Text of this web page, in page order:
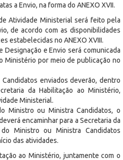
a Envio, na forma do ANEXO XVII.
Atividade Ministerial será feito pela
de acordo com as disponibilidades
estabelecidas no ANEXO XVIII.
Designação e Envio será comunicada
Ministério por meio de publicação no
enviados deverão, dentro
da Habilitação ao Ministério,
Ministerial.
Ministro ou Ministra Candidatos, o
encaminhar para a Secretaria da
Ministro ou Ministra Candidatos
das atividades.
ao Ministério, juntamente com o